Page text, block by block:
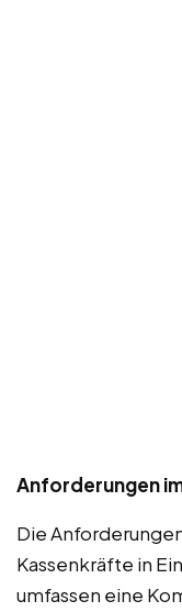
Anforderungen
Die
Kassenkräfte in
umfassen eine